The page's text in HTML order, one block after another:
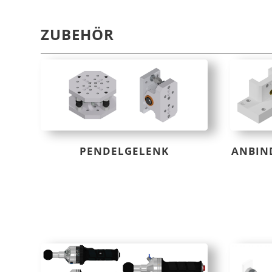
ZUBEHÖR
PENDELGELENK